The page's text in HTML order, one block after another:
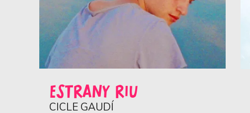
ESTRANY RIU
CICLE GAUDÍ